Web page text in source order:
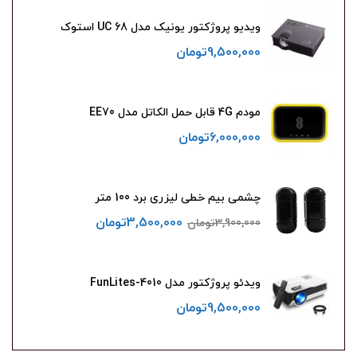
ویدیو پروژکتور یونیک مدل UC 68 استوک
9,500,000تومان
مودم 4G قابل حمل الکاتل مدل EE70
6,000,000تومان
چشمی بیم خطی لیزری برد 100 متر
3,900,000تومان 3,500,000تومان
ویدئو پروژکتور مدل FunLites-4010
9,500,000تومان